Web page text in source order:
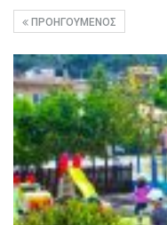
ΠΡΟΗΓΟΎΜΕΝΟΣ